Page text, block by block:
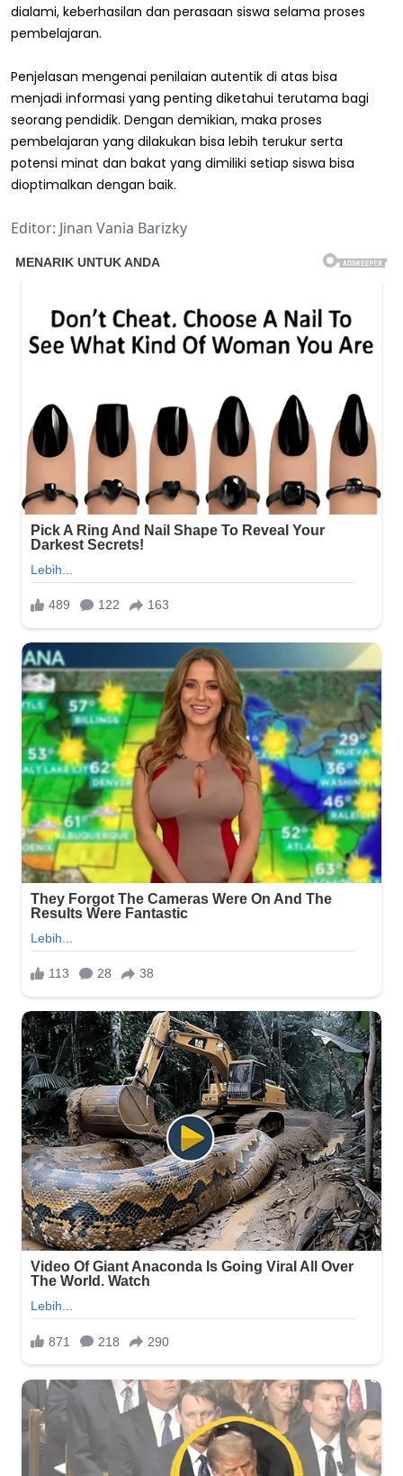
dialami, keberhasilan dan perasaan siswa selama proses
pembelajaran.
Penjelasan mengenai penilaian autentik di atas bisa
menjadi informasi yang penting diketahui terutama bagi
seorang pendidik. Dengan demikian, maka proses
pembelajaran yang dilakukan bisa lebih terukur serta
potensi minat dan bakat yang dimiliki setiap siswa bisa
dioptimalkan dengan baik.
Editor: Jinan Vania Barizky